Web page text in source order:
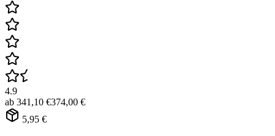
4.9
ab 341,10 €374,00 €
5,95 €